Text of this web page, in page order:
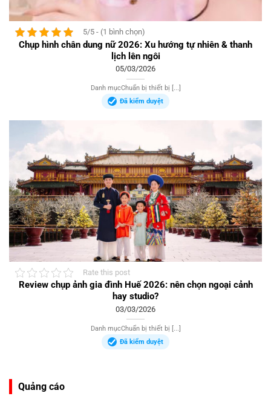
5/5 - (1 bình chọn)
Chụp hình chân dung nữ 2026: Xu hướng tự nhiên & thanh
lịch lên ngôi
05/03/2026
Danh mụcChuẩn bị thiết bị [...]
Đã kiểm duyệt
Rate this post
Review chụp ảnh gia đình Huế 2026: nên chọn ngoại cảnh
hay studio?
03/03/2026
Danh mụcChuẩn bị thiết bị [...]
Đã kiểm duyệt
Quảng cáo